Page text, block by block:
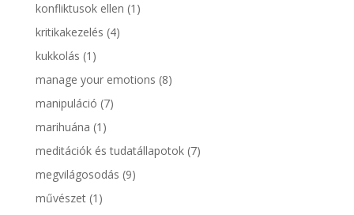
konfliktusok ellen (1)
kritikakezelés (4)
kukkolás (1)
manage your emotions (8)
manipuláció (7)
marihuána (1)
meditációk és tudatállapotok(7)
megvilágosodás (9)
művészet(1)